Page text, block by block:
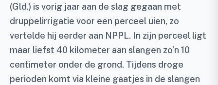
(Gld.) is vorig jaar aan de slag gegaan met
druppelirrigatie voor een perceel uien, zo
vertelde hij eerder aan NPPL. In zijn perceel ligt
maar liefst 40 kilometer aan slangen zo’n 10
centimeter onder de grond. Tijdens droge
perioden komt via kleine gaatjes in de slangen